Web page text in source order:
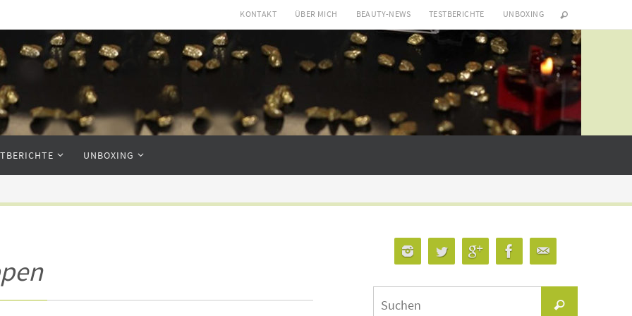
KONTAKT ÜBER MICH BEAUTY-NEWS TESTBERICHTE UNBOXING
UNBOXING
Suchen